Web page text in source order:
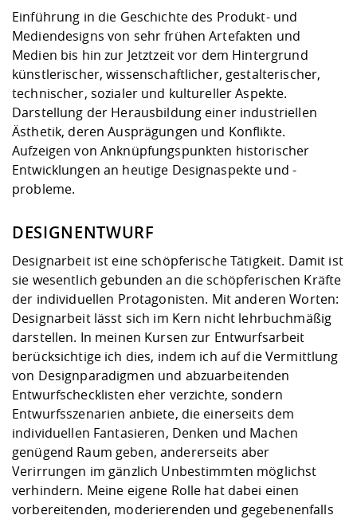
Einführung in die Geschichte des Produkt- und
Mediendesigns von sehr frühen Artefakten und
Medien bis hin zur Jetztzeit vor dem Hintergrund
künstlerischer, wissenschaftlicher, gestalterischer,
technischer, sozialer und kultureller Aspekte.
Darstellung der Herausbildung einer industriellen
Ästhetik, deren Ausprägungen und Konflikte.
Aufzeigen von Anknüpfungspunkten historischer
Entwicklungen an heutige Designaspekte und -
probleme.
DESIGNENTWURF
Designarbeit ist eine schöpferische Tätigkeit. Damit ist
sie wesentlich gebunden an die schöpferischen Kräfte
der individuellen Protagonisten. Mit anderen Worten:
Designarbeit lässt sich im Kern nicht lehrbuchmäßig
darstellen. In meinen Kursen zur Entwurfsarbeit
berücksichtige ich dies, indem ich auf die Vermittlung
von Designparadigmen und abzuarbeitenden
Entwurfschecklisten eher verzichte, sondern
Entwurfsszenarien anbiete, die einerseits dem
individuellen Fantasieren, Denken und Machen
genügend Raum geben, andererseits aber
Verirrungen im gänzlich Unbestimmten möglichst
verhindern. Meine eigene Rolle hat dabei einen
vorbereitenden, moderierenden und gegebenenfalls